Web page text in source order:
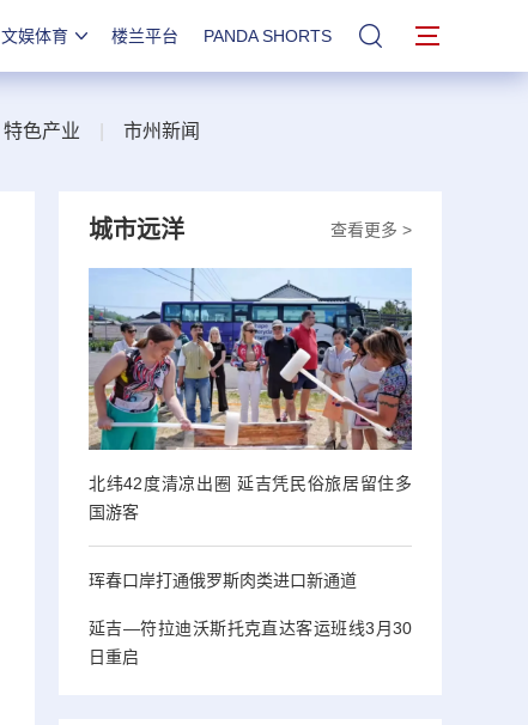
文娱体育 楼兰平台 PANDA SHORTS 站内搜索
特色产业 市州新闻
查看更多 >
城市远洋
北纬42度清凉出圈 延吉凭民俗旅居留住多
国游客
珲春口岸打通俄罗斯肉类进口新通道
延吉—符拉迪沃斯托克直达客运班线3月30
日重启